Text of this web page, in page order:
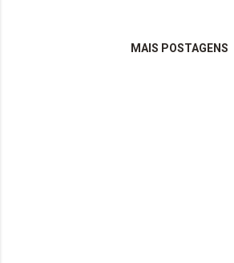
MAIS POSTAGENS